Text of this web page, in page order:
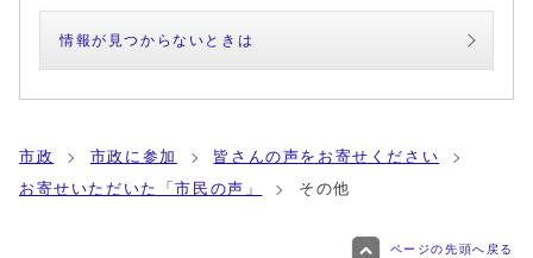
情報が見つからないときは
市政 市政に参加
皆さんの声をお寄せください
お寄せいただいた「市民の声」
その他
ページの先頭へ戻る